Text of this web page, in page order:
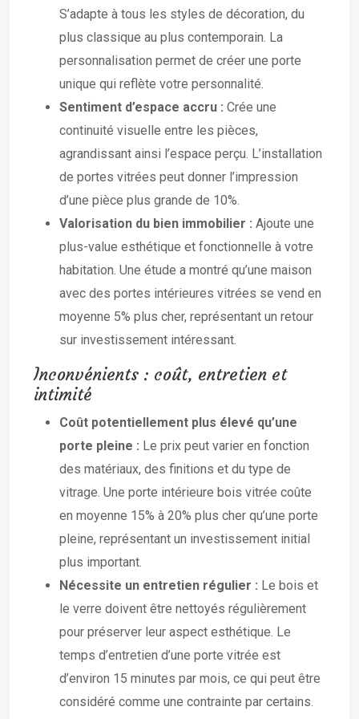
S’adapte à tous les styles de décoration, du
plus classique au plus contemporain. La
personnalisation permet de créer une porte
unique qui reflète votre personnalité.
Sentiment d’espace accru : Crée une
continuité visuelle entre les pièces,
agrandissant ainsi l’espace perçu. L’installation
de portes vitrées peut donner l’impression
d’une pièce plus grande de 10%.
Valorisation du bien immobilier : Ajoute une
plus-value esthétique et fonctionnelle à votre
habitation. Une étude a montré qu’une maison
avec des portes intérieures vitrées se vend en
moyenne 5% plus cher, représentant un retour
sur investissement intéressant.
Inconvénients : coût, entretien et
intimité
Coût potentiellement plus élevé qu’une
porte pleine : Le prix peut varier en fonction
des matériaux, des finitions et du type de
vitrage. Une porte intérieure bois vitrée coûte
en moyenne 15% à 20% plus cher qu’une porte
pleine, représentant un investissement initial
plus important.
Nécessite un entretien régulier : Le bois et
le verre doivent être nettoyés régulièrement
pour préserver leur aspect esthétique. Le
temps d’entretien d’une porte vitrée est
d’environ 15 minutes par mois, ce qui peut être
considéré comme une contrainte par certains.